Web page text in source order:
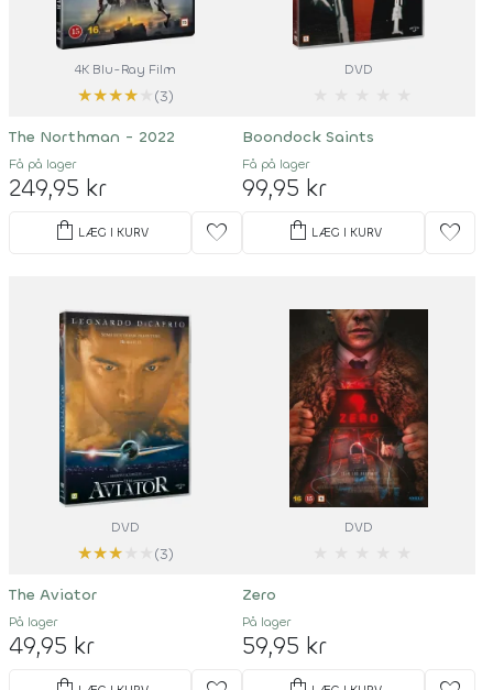
4K Blu-Ray Film
★★★★
(3)
The Northman - 2022
Få på lager
249,95 kr
shopping_bag LÆG I KURV favorite
DVD
Boondock Saints
Få på lager
99,95 kr
shopping_bag LÆG I KURV favorite
DVD
★★★
(3)
The Aviator
På lager
49,95 kr
DVD
Zero
På lager
59,95 kr